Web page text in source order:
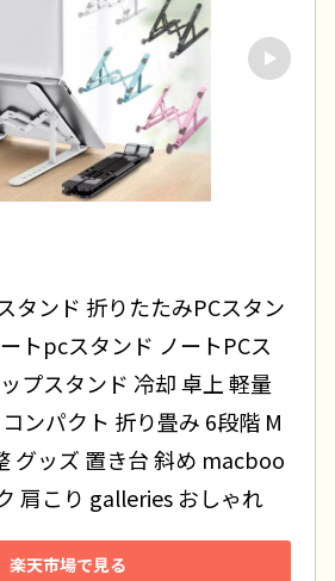
タンド 折りたたみPCスタン
トpcスタンド ノートPCス
プスタンド 冷却 卓上 軽量
ンパクト 折り畳み 6段階 M
グッズ 置き台 斜め macboo
肩こり galleries おしゃれ
楽天市場で見る